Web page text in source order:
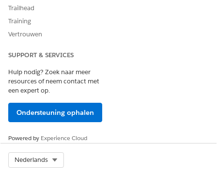
Trailhead
Training
Vertrouwen
SUPPORT & SERVICES
Hulp nodig? Zoek naar meer
resources of neem contact met
een expert op.
Ondersteuning ophalen
Powered by Experience Cloud
Nederlands